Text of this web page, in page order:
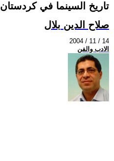
تاريخ السينما في كردستان 3 / 7
صلاح الدين بلال
2004 / 11 / 14
الادب والفن